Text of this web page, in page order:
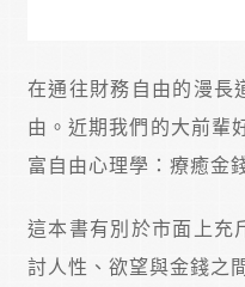
在通往財務自由的漫長
由。近期我們的大前輩
富自由心理學：療癒金
這本書有別於市面上充
討人性、欲望與金錢之